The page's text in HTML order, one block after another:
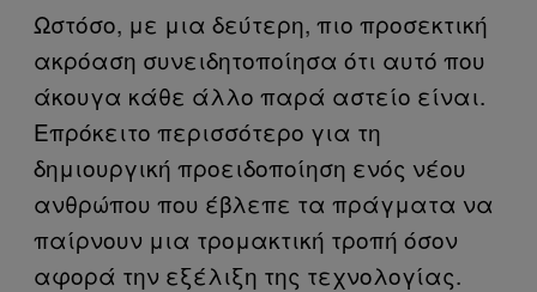
Ωστόσο, με μια δεύτερη, πιο προσεκτική
ακρόαση συνειδητοποίησα ότι αυτό που
άκουγα κάθε άλλο παρά αστείο είναι.
Επρόκειτο περισσότερο για τη
δημιουργική προειδοποίηση ενός νέου
ανθρώπου που έβλεπε τα πράγματα να
παίρνουν μια τρομακτική τροπή όσον
αφορά την εξέλιξη της τεχνολογίας.